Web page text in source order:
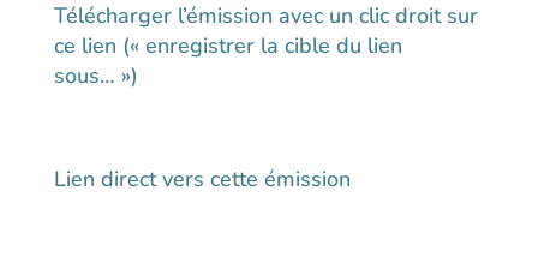
Télécharger l’émission avec un clic droit sur
ce lien (« enregistrer la cible du lien
sous… »)
Lien direct vers cette émission